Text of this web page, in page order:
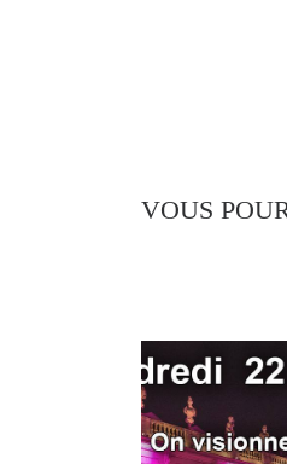
VOUS